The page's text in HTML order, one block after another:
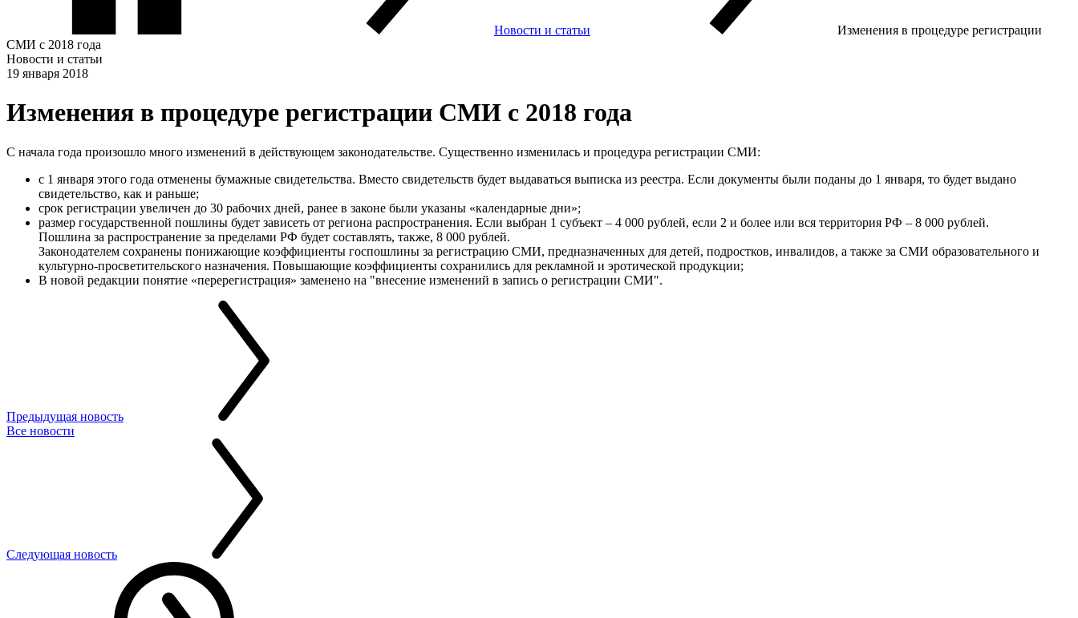
Новости и статьи
Изменения в процедуре регистрации
СМИ с 2018 года
Новости и статьи
19 января 2018
Изменения в процедуре регистрации СМИ с 2018 года
С начала года произошло много изменений в действующем законодательстве. Существенно изменилась и процедура регистрации СМИ:
с 1 января этого года отменены бумажные свидетельства. Вместо свидетельств будет выдаваться выписка из реестра. Если документы были поданы до 1 января, то будет выдано
свидетельство, как и раньше;
срок регистрации увеличен до 30 рабочих дней, ранее в законе были указаны «календарные дни»;
размер государственной пошлины будет зависеть от региона распространения. Если выбран 1 субъект – 4 000 рублей, если 2 и более или вся территория РФ – 8 000 рублей.
Пошлина за распространение за пределами РФ будет составлять, также, 8 000 рублей.
Законодателем сохранены понижающие коэффициенты госпошлины за регистрацию СМИ, предназначенных для детей, подростков, инвалидов, а также за СМИ образовательного и
культурно-просветительского назначения. Повышающие коэффициенты сохранились для рекламной и эротической продукции;
В новой редакции понятие «перерегистрация» заменено на "внесение изменений в запись о регистрации СМИ".
Предыдущая новость
Все новости
Следующая новость